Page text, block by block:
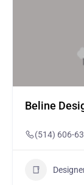
Beline
(514) 606-